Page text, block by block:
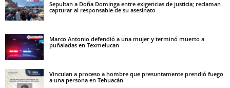
Sepultan a Doña Dominga entre exigencias de justicia; reclaman
capturar al responsable de su asesinato
Marco Antonio defendió a una mujer y terminó muerto a
puñaladas en Texmelucan
Vinculan a proceso a hombre que presuntamente prendió fuego
a una persona en Tehuacán